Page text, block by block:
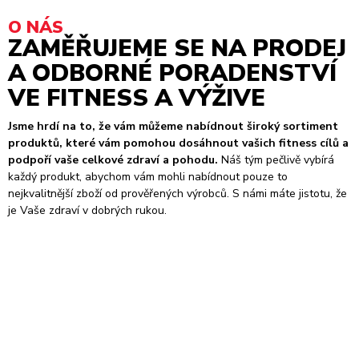
O NÁS
ZAMĚŘUJEME SE NA PRODEJ
A ODBORNÉ PORADENSTVÍ
VE FITNESS A VÝŽIVE
Jsme hrdí na to, že vám můžeme nabídnout široký sortiment
produktů, které vám pomohou dosáhnout vašich fitness cílů a
podpoří vaše celkové zdraví a pohodu. Náš tým pečlivě vybírá
každý produkt, abychom vám mohli nabídnout pouze to
nejkvalitnější zboží od prověřených výrobců. S námi máte jistotu, že
je Vaše zdraví v dobrých rukou.